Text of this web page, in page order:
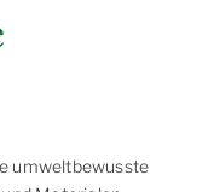
umweltbewusste